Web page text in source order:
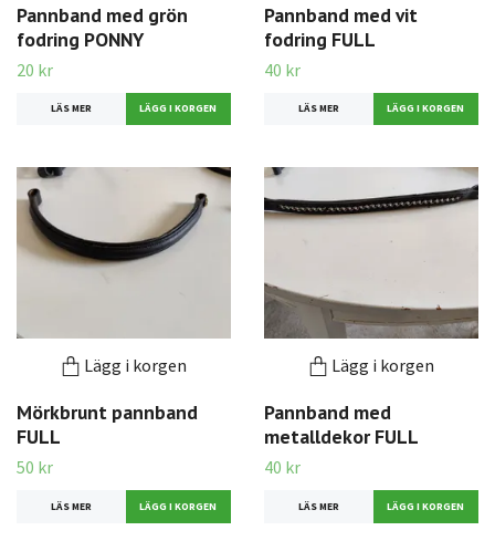
Pannband med grön
fodring PONNY
20 kr
LÄS MER
Pannband med vit
fodring FULL
40 kr
LÄS MER
Lägg i korgen
Mörkbrunt pannband
FULL
50 kr
LÄS MER
Lägg i korgen
Pannband med
metalldekor FULL
40 kr
LÄS MER